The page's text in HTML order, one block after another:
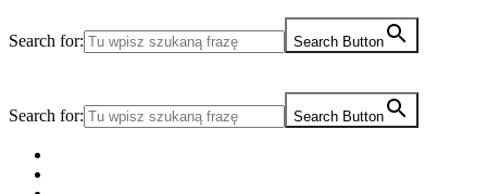
Search for: Search Button
Search for: Search Button